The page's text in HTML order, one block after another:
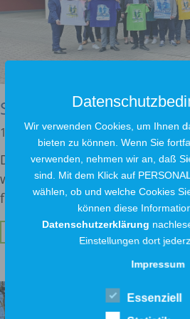
Sponsoring beim 17.
12. Juli 2022
Die Ausbildung ist für uns als
wichtiges Thema. Gut
für
Weiterlesen ...
Wir verwenden Cookies, um Ihnen
bieten zu können. Wenn Sie
verwenden, nehmen wir an, daß
sind. Mit dem Klick auf
wählen, ob und welche Cookies
können diese
Datenschutzerklärung
Einstellungen dort
Impressum
Essenziell